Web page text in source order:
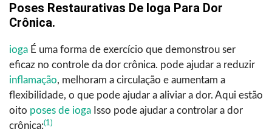
Poses Restaurativas De Ioga Para Dor
Crônica.
ioga É uma forma de exercício que demonstrou ser
eficaz no controle da dor crônica. pode ajudar a reduzir
inflamação, melhoram a circulação e aumentam a
flexibilidade, o que pode ajudar a aliviar a dor. Aqui estão
oito poses de ioga Isso pode ajudar a controlar a dor
crônica:(1)